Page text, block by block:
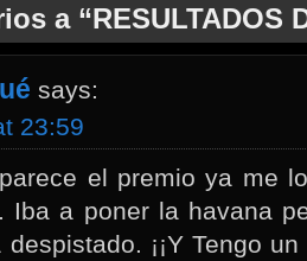
a “RESULTADOS
says:
23:59
el premio ya me
Iba a poner la havana
¡¡Y Tengo